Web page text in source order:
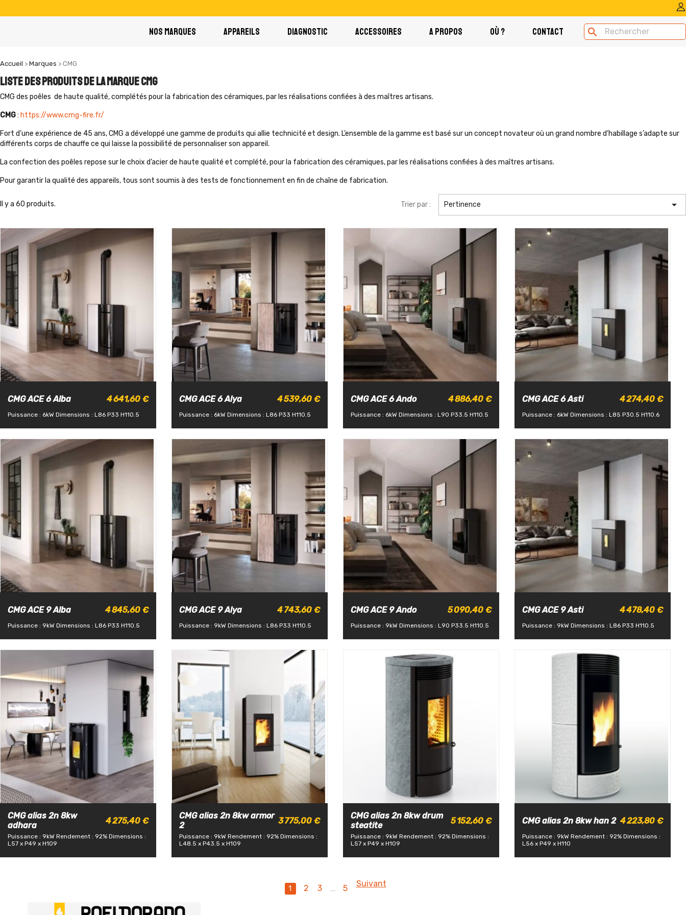
NOS MARQUES APPAREILS DIAGNOSTIC ACCESSOIRES A PROPOS OÙ ? CONTACT search
Accueil Marques CMG
Liste des produits de la marque CMG
CMG des poêles de haute qualité, complétés pour la fabrication des céramiques, par les réalisations confiées à des maîtres artisans.
CMG: https://www.cmg-fire.fr/
Fort d’une expérience de 45 ans, CMG a développé une gamme de produits qui allie technicité et design. L’ensemble de la gamme est basé sur un concept novateur où un grand nombre d’habillage s’adapte sur
différents corps de chauffe ce qui laisse la possibilité de personnaliser son appareil.
La confection des poêles repose sur le choix d’acier de haute qualité et complété, pour la fabrication des céramiques, par les réalisations confiées à des maîtres artisans.
Pour garantir la qualité des appareils, tous sont soumis à des tests de fonctionnement en fin de chaîne de fabrication.
Il y a 60 produits. Trier par : Pertinence 
CMG ACE 6 Alba 4 641,60 €
Puissance : 6kW Dimensions : L86 P33 H110.5
CMG ACE 6 Alya 4 539,60 €
Puissance : 6kW Dimensions : L86 P33 H110.5
CMG ACE 6 Ando 4 886,40 €
Puissance : 6kW Dimensions : L90 P33.5 H110.5
CMG ACE 6 Asti 4 274,40 €
Puissance : 6kW Dimensions : L85 P30.5 H110.6
CMG ACE 9 Alba 4 845,60 €
Puissance : 9kW Dimensions : L86 P33 H110.5
CMG ACE 9 Alya 4 743,60 €
Puissance : 9kW Dimensions : L86 P33 H110.5
CMG ACE 9 Ando 5 090,40 €
Puissance : 9kW Dimensions : L90 P33.5 H110.5
CMG ACE 9 Asti 4 478,40 €
Puissance : 9kW Dimensions : L86 P33 H110.5
CMG alias 2n 8kw
adhara
4 275,40 €
Puissance : 9kW Rendement : 92% Dimensions :
L57 x P49 x H109
CMG alias 2n 8kw armor
2
3 775,00 €
Puissance : 9kW Rendement : 92% Dimensions :
L48.5 x P43.5 x H109
CMG alias 2n 8kw drum
steatite
5 152,60 €
Puissance : 9kW Rendement : 92% Dimensions :
L57 x P49 x H109
CMG alias 2n 8kw han 2 4 223,80 €
Puissance : 9kW Rendement : 92% Dimensions :
L56 x P49 x H110
1 2 3 … 5 Suivant